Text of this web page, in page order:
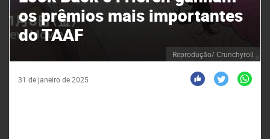
Reprodução/ Crunchyroll
os prêmios mais importantes
do TAAF
31 de janeiro de 2025